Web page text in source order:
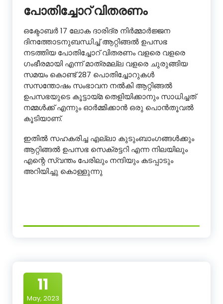
പോതിച്ചോറ് വിതരണം
ഒക്ടോബർ 17 ലോക ദാരിദ്ര നിർമ്മാർജ്ജന
ദിനത്തോടനുബന്ധിച്ച് ആറ്റിങ്ങൽ ഉപസഭ
നടത്തിയ പോതിച്ചോറ് വിതരണം വളരെ വളരെ
ഗംഭീരമായി എന്ന് മാത്രമല്ല വളരെ ചുരുങ്ങിയ
സമയം കൊണ്ട് 287 പൊതിച്ചോറുകൾ
സസന്തോഷം സംഭാവന നൽകി ആറ്റിങ്ങൽ
ഉപസഭയുടെ കൂട്ടായ്മ തെളിയിക്കാനും സാധിച്ചത്
നമ്മൾക്ക് എന്നും ഓർമ്മിക്കാൻ ഒരു പൊൻതൂവൽ
കൂടിയാണ്.
ഇതിൽ സഹകരിച്ച എല്ലാ കുടുംബാംഗങ്ങൾക്കും
ആറ്റിങ്ങൽ ഉപസഭ സെക്രട്ടറി എന്ന നിലയിലും
എന്റെ സ്വന്തം പേരിലും നന്ദിയും കടപ്പാടും
അറിയിച്ചു കൊള്ളുന്നു
11
May, 2023